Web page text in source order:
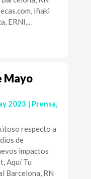
Iñaki
ERNI,...
Mayo
2023 | Prensa,
respecto a
de
impactos
Aquí Tu
Barcelona, RN